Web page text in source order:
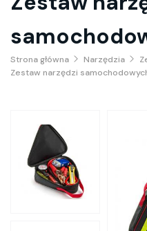
Strona główna Narzędzia
Zestaw narzędzi